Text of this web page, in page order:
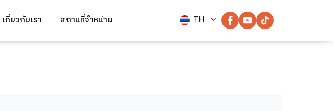
เกี่ยวกับเรา สถานที่จำหน่าย TH